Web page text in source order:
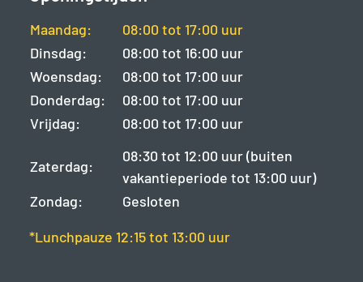
Maandag:
08:00 tot 17:00 uur
Dinsdag:
08:00 tot 16:00 uur
Woensdag:
08:00 tot 17:00 uur
Donderdag:
08:00 tot 17:00 uur
Vrijdag:
08:00 tot 17:00 uur
Zaterdag:
08:30 tot 12:00 uur (buiten
vakantieperiode tot 13:00 uur)
Zondag:
Gesloten
*Lunchpauze 12:15 tot 13:00 uur